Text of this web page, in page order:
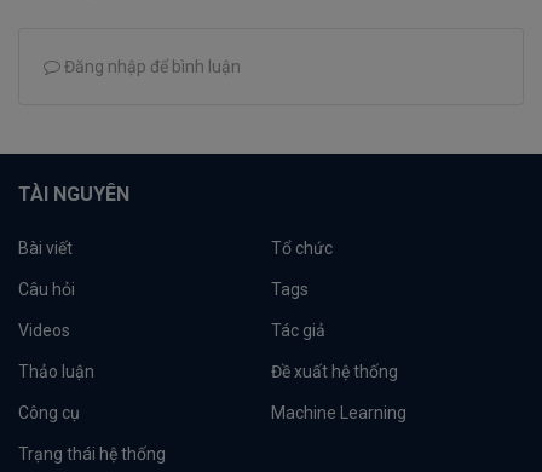
Đăng nhập để bình luận
TÀI NGUYÊN
Bài viết Tổ chức
Câu hỏi Tags
Videos Tác giả
Thảo luận Đề xuất hệ thống
Công cụ Machine Learning
Trạng thái hệ thống